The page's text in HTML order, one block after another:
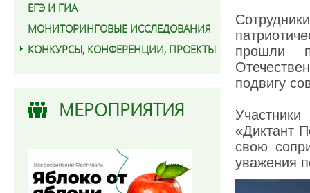
ЕГЭ И ГИА
МОНИТОРИНГОВЫЕ ИССЛЕДОВАНИЯ
КОНКУРСЫ, КОНФЕРЕНЦИИ, ПРОЕКТЫ
МЕРОПРИЯТИЯ
прошли
подвигу
«Диктант
свою
уважения